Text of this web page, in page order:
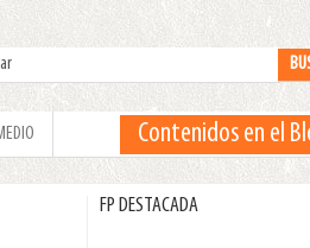
Contenidos en el
FP DESTACADA